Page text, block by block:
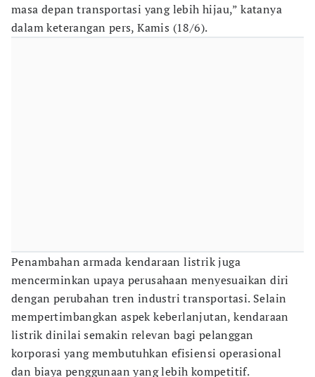
masa depan transportasi yang lebih hijau,” katanya
dalam keterangan pers, Kamis (18/6).
Penambahan armada kendaraan listrik juga
mencerminkan upaya perusahaan menyesuaikan diri
dengan perubahan tren industri transportasi. Selain
mempertimbangkan aspek keberlanjutan, kendaraan
listrik dinilai semakin relevan bagi pelanggan
korporasi yang membutuhkan efisiensi operasional
dan biaya penggunaan yang lebih kompetitif.